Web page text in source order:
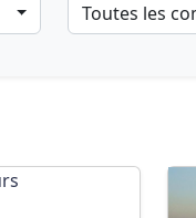
Toutes les